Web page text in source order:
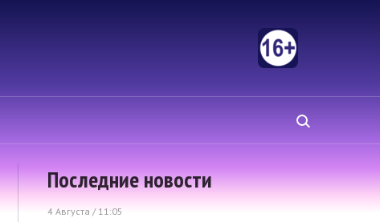
Последние новости
4 Августа / 11:05